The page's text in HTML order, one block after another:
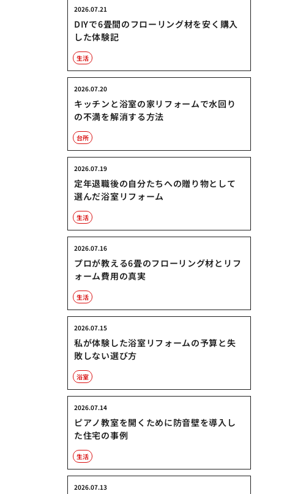
DIYで6畳間のフローリング材を安く購入
した体験記
2026.07.21
生活
キッチンと浴室の家リフォームで水回り
の不満を解消する方法
2026.07.20
台所
定年退職後の自分たちへの贈り物として
選んだ浴室リフォーム
2026.07.19
生活
プロが教える6畳のフローリング材とリフ
ォーム費用の真実
2026.07.16
生活
私が体験した浴室リフォームの予算と失
敗しない選び方
2026.07.15
浴室
ピアノ教室を開くために防音壁を導入し
た住宅の事例
2026.07.14
生活
2026.07.13